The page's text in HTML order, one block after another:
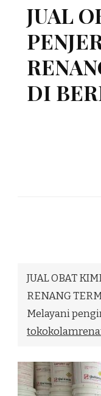
JUAL
DI
JUAL OBAT
RENANG
Melayani